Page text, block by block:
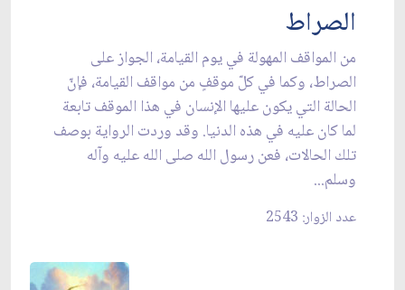
الصراط
من المواقف المهولة في يوم القيامة، الجواز على
الصراط، وكما في كلّ موقفٍ من مواقف القيامة، فإنّ
الحالة التي يكون عليها الإنسان في هذا الموقف تابعة
لما كان عليه في هذه الدنيا. وقد وردت الرواية بوصف
تلك الحالات، فعن رسول الله صلى الله عليه وآله
وسلم...
عدد الزوار: 2543